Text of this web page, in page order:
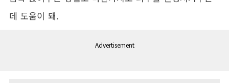
데 도움이 돼.
Advertisement